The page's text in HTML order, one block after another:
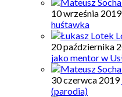
10 września 2019
huśtawka
20 października
jako mentor w
30 czerwca 2019
(parodia)